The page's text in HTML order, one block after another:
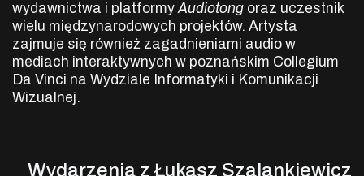
wydawnictwa i platformyAudiotong oraz uczestnik
wielu międzynarodowych projektów. Artysta
zajmuje się również zagadnieniami audio w
mediach interaktywnych w poznańskim Collegium
Da Vinci na Wydziale Informatyki i Komunikacji
Wizualnej.
Wydarzenia z Łukasz Szalankiewicz